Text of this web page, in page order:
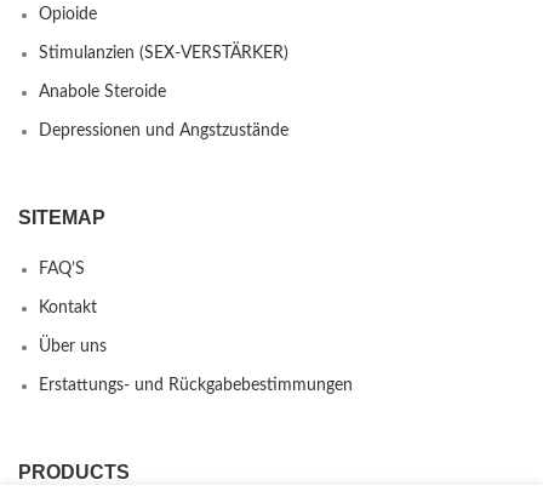
Opioide
Stimulanzien (SEX-VERSTÄRKER)
Anabole Steroide
Depressionen und Angstzustände
SITEMAP
FAQ’S
Kontakt
Über uns
Erstattungs- und Rückgabebestimmungen
PRODUCTS